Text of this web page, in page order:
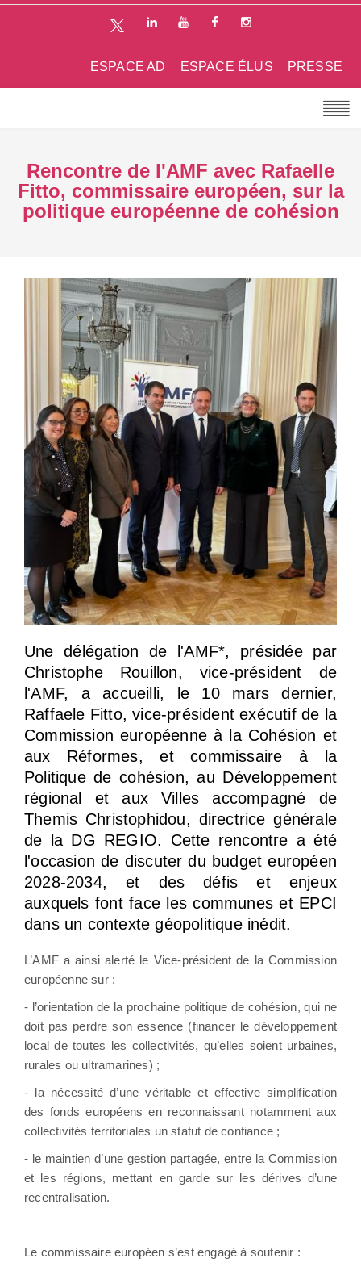
PRESSE
ESPACE ÉLUS
ESPACE AD
Rencontre de l'AMF avec Rafaelle
Fitto, commissaire européen, sur la
politique européenne de cohésion
Une délégation de l'AMF*, présidée par
Christophe Rouillon, vice-président de
l'AMF, a accueilli, le 10 mars dernier,
Raffaele Fitto, vice-président exécutif de la
Commission européenne à la Cohésion et
aux Réformes, et commissaire à la
Politique de cohésion, au Développement
régional et aux Villes accompagné de
Themis Christophidou, directrice générale
de la DG REGIO. Cette rencontre a été
l'occasion de discuter du budget européen
2028-2034, et des défis et enjeux
auxquels font face les communes et EPCI
dans un contexte géopolitique inédit.
L’AMF a ainsi alerté le Vice-président de la Commission
européenne sur :
- l’orientation de la prochaine politique de cohésion, qui ne
doit pas perdre son essence (financer le développement
local de toutes les collectivités, qu’elles soient urbaines,
rurales ou ultramarines) ;
- la nécessité d’une véritable et effective simplification
des fonds européens en reconnaissant notamment aux
collectivités territoriales un statut de confiance ;
- le maintien d’une gestion partagée, entre la Commission
et les régions, mettant en garde sur les dérives d’une
recentralisation.
Le commissaire européen s’est engagé à soutenir :